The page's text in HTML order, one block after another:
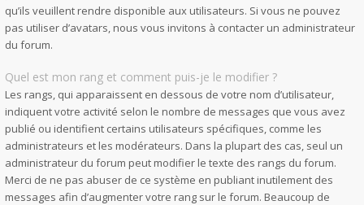
qu’ils veuillent rendre disponible aux utilisateurs. Si vous ne pouvez
pas utiliser d’avatars, nous vous invitons à contacter un administrateur
du forum.
Quel est mon rang et comment puis-je le modifier ?
Les rangs, qui apparaissent en dessous de votre nom d’utilisateur,
indiquent votre activité selon le nombre de messages que vous avez
publié ou identifient certains utilisateurs spécifiques, comme les
administrateurs et les modérateurs. Dans la plupart des cas, seul un
administrateur du forum peut modifier le texte des rangs du forum.
Merci de ne pas abuser de ce système en publiant inutilement des
messages afin d’augmenter votre rang sur le forum. Beaucoup de